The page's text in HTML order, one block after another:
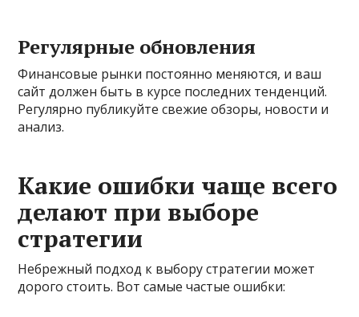
Регулярные обновления
Финансовые рынки постоянно меняются, и ваш
сайт должен быть в курсе последних тенденций.
Регулярно публикуйте свежие обзоры, новости и
анализ.
Какие ошибки чаще всего
делают при выборе
стратегии
Небрежный подход к выбору стратегии может
дорого стоить. Вот самые частые ошибки: